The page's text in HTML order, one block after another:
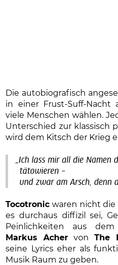
Die autobiografisch
in einer Frust-Suff-Nacht
viele Menschen wählen.
Unterschied zur klassisch
wird dem Kitsch der Krieg
„Ich lass mir all die Namen
tätowieren –
und zwar am Arsch, denn
Tocotronic waren nicht die
es durchaus diffizil sei,
Peinlichkeiten aus
Markus Acher von The
seine Lyrics eher als
Musik Raum zu geben.